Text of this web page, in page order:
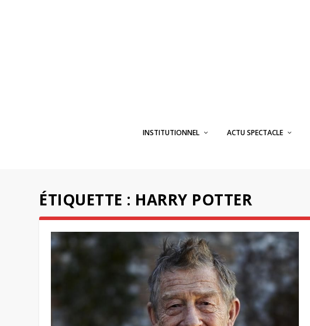
INSTITUTIONNEL ACTU SPECTACLE
ÉTIQUETTE : HARRY POTTER